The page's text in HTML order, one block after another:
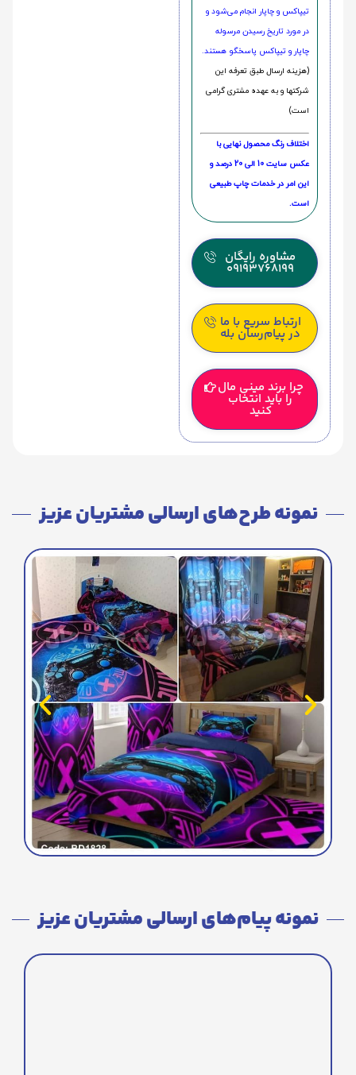
تیپاکس و چاپار انجام می‌شود و
در مورد تاریخ رسیدن مرسوله
چاپار و تیپاکس پاسخگو هستند.
(هزینه ارسال طبق تعرفه این
شرکتها و به عهده مشتری گرامی
است)
اختلاف رنگ محصول نهایی با
عکس سایت 10 الی 20 درصد و
این امر در خدمات چاپ طبیعی
است.
مشاوره رایگان
09193768199
ارتباط سریع با ما
در پیام‌رسان بله
چرا برند مینی مال
را باید انتخاب
کنید
نمونه طرح‌های ارسالی مشتریان عزیز
نمونه پیام‌های ارسالی مشتریان عزیز